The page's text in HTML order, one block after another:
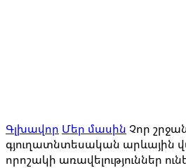
Գլխավոր Մեր մասին Չոր
գյուղատնտեսական արևային
որոշակի առավելություններ